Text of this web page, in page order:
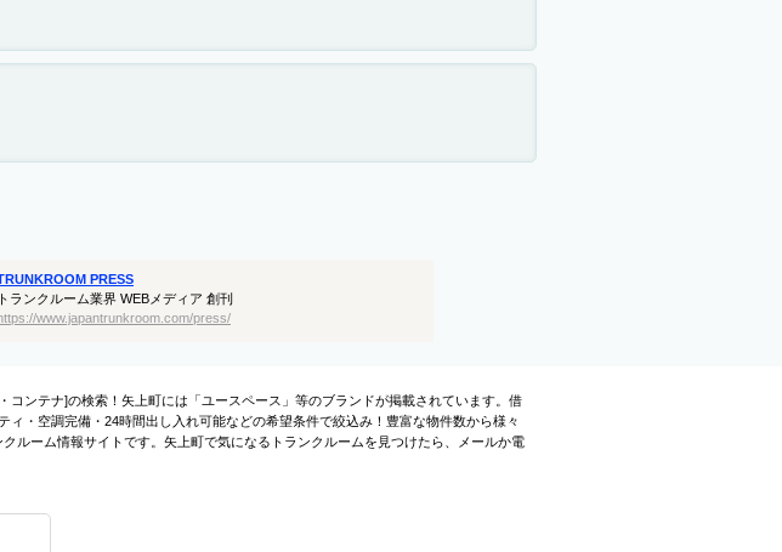
PRESS
トランクルーム業界 WEBメディア 創刊
www.japantrunkroom.com/press/
コンテナ]の検索！矢上町には「ユースペース」等のブランドが掲載されています。借
ィ・空調完備・24時間出し入れ可能などの希望条件で絞込み！豊富な物件数から様々
ルーム情報サイトです。矢上町で気になるトランクルームを見つけたら、メールか電